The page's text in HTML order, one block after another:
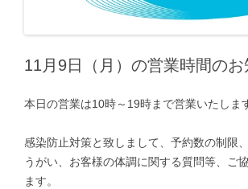
11月9日（月）の営業時間のお
本日の営業は10時～19時まで営業いたしま
感染防止対策と致しまして、予約数の制限
うがい、お客様の体調に関する質問等、ご
ます。